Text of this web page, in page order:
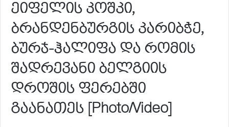
ეიფელის კოშკი,
ბრანდენბურგის კარიბჭე,
ბურჯ-ჰალიფა და რომის
შადრევანი ბელგიის
დროშის ფერებში
გაანათეს [Photo/Video]